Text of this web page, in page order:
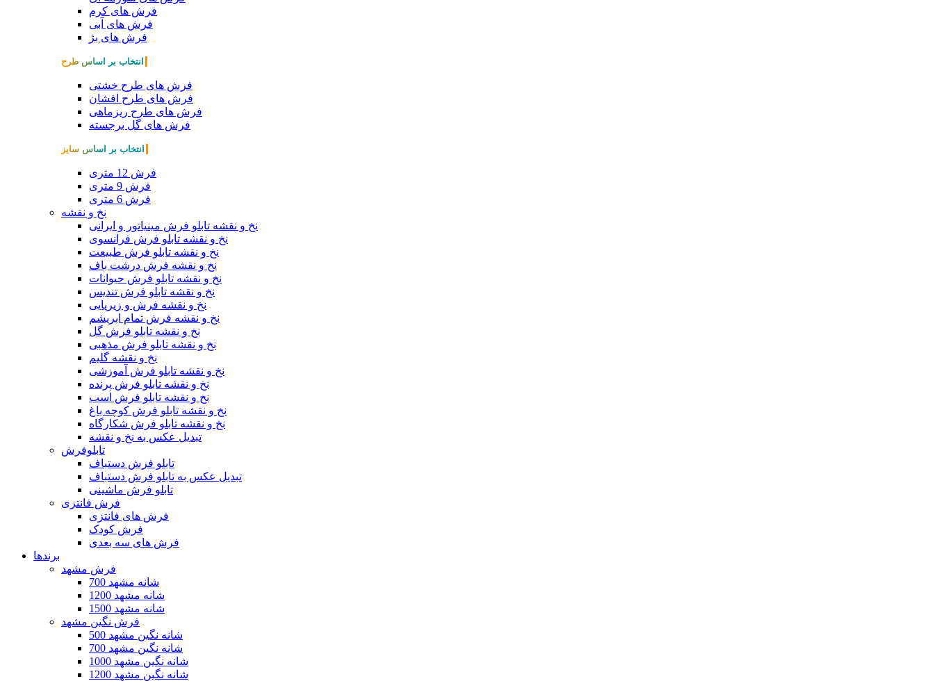
فرش های کرم
فرش های آبی
فرش های بژ
انتخاب بر اساس طرح
فرش های طرح خشتی
فرش های طرح افشان
فرش های طرح ریزماهی
فرش های گل برجسته
انتخاب بر اساس سایز
فرش 12 متری
فرش 9 متری
فرش 6 متری
نخ و نقشه
نخ و نقشه تابلو فرش مینیاتور و ایرانی
نخ و نقشه تابلو فرش فرانسوی
نخ و نقشه تابلو فرش طبیعت
نخ و نقشه فرش درشت باف
نخ و نقشه تابلو فرش حیوانات
نخ و نقشه تابلو فرش تندیس
نخ و نقشه فرش و زیرپایی
نخ و نقشه فرش تمام ابریشم
نخ و نقشه تابلو فرش گل
نخ و نقشه تابلو فرش مذهبی
نخ و نقشه گلیم
نخ و نقشه تابلو فرش آموزشی
نخ و نقشه تابلو فرش پرنده
نخ و نقشه تابلو فرش اسب
نخ و نقشه تابلو فرش کوچه باغ
نخ و نقشه تابلو فرش شکارگاه
تبدیل عکس به نخ و نقشه
تابلوفرش
تابلو فرش دستباف
تبدیل عکس به تابلو فرش دستباف
تابلو فرش ماشینی
فرش فانتزی
فرش های فانتزی
فرش کودک
فرش های سه بعدی
برندها
فرش مشهد
700 شانه مشهد
1200 شانه مشهد
1500 شانه مشهد
فرش نگین مشهد
500 شانه نگین مشهد
700 شانه نگین مشهد
1000 شانه نگین مشهد
1200 شانه نگین مشهد